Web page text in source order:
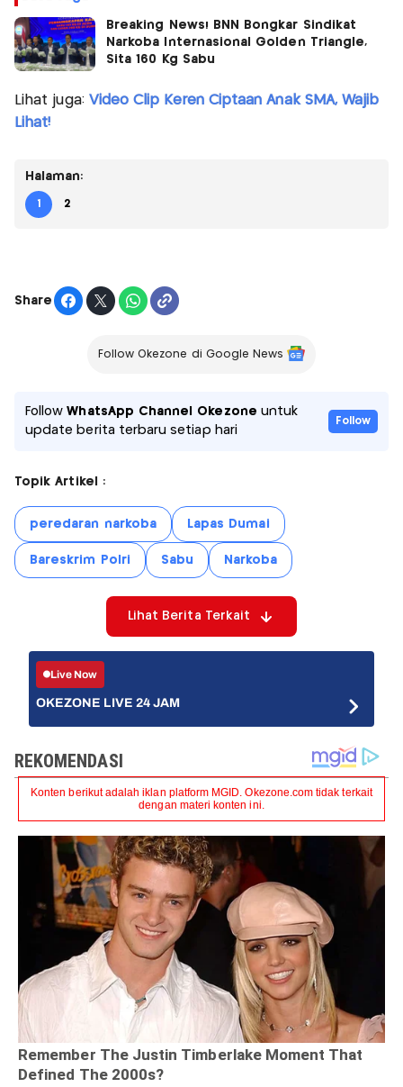
Breaking News! BNN Bongkar Sindikat
Narkoba Internasional Golden Triangle,
Sita 160 Kg Sabu
Lihat juga: Video Clip Keren Ciptaan Anak SMA, Wajib
Lihat!
Halaman:
1 2
Share
Follow Okezone di Google News
FollowWhatsApp Channel Okezone untuk
update berita terbaru setiap hari
Follow
Topik Artikel :
peredaran narkoba Lapas Dumai
Bareskrim Polri Sabu Narkoba
Lihat Berita Terkait
Live Now
OKEZONE LIVE 24 JAM